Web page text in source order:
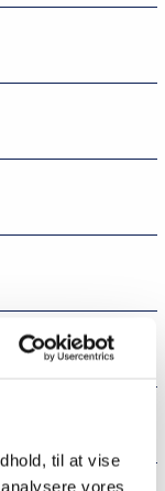
til at vise
vores